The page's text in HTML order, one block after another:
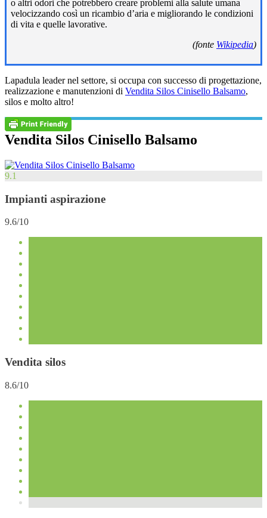
o altri odori che potrebbero creare problemi alla salute umana
velocizzando così un ricambio d’aria e migliorando le condizioni
di vita e quelle lavorative.
(fonte Wikipedia)
Lapadula leader nel settore, si occupa con successo di progettazione,
realizzazione e manutenzioni di Vendita Silos Cinisello Balsamo,
silos e molto altro!
Vendita Silos Cinisello Balsamo
9.1
Impianti aspirazione
9.6/10
Vendita silos
8.6/10